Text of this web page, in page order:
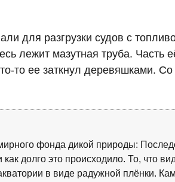
для разгрузки судов с
лежит мазутная труба. Часть
то ее заткнул деревяшками.
фонда дикой природы:
долго это происходило. То, что
в виде радужной плёнки.